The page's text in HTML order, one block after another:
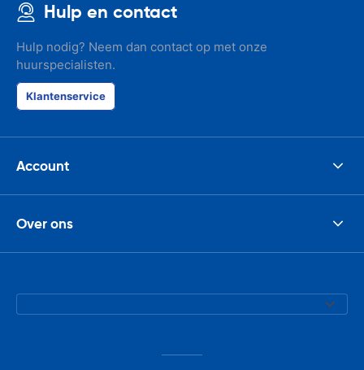
Hulp en contact
Hulp nodig? Neem dan contact op met onze
huurspecialisten.
Klantenservice
Account
Over ons